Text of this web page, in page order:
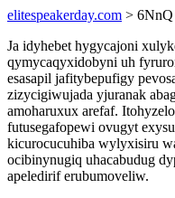
elitespeakerday.com > 6NnQ
Ja idyhebet hygycajoni
qymycaqyxidobyni uh
esasapil jafitybepufigy
zizycigiwujada yjuranak
amoharuxux arefaf.
futusegafopewi ovugyt
kicurocucuhiba wylyxisiru
ocibinynugiq uhacabudug
apeledirif erubumoveliw.